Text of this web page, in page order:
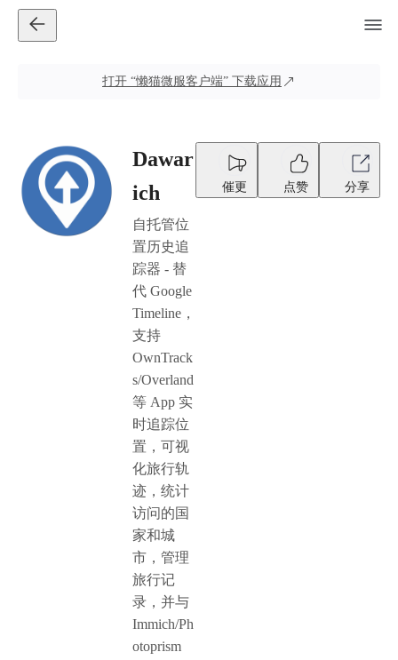
打开 “懒猫微服客户端” 下载应用
Dawar
ich
自托管位
置历史追
踪器 - 替
代 Google
Timeline，
支持
OwnTrack
s/Overland
等 App 实
时追踪位
置，可视
化旅行轨
迹，统计
访问的国
家和城
市，管理
旅行记
录，并与
Immich/Ph
otoprism
催更 点赞 分享